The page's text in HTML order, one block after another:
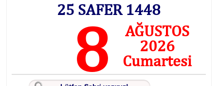
25 SAFER 1448
8
AĞUSTOS
2026
Cumartesi